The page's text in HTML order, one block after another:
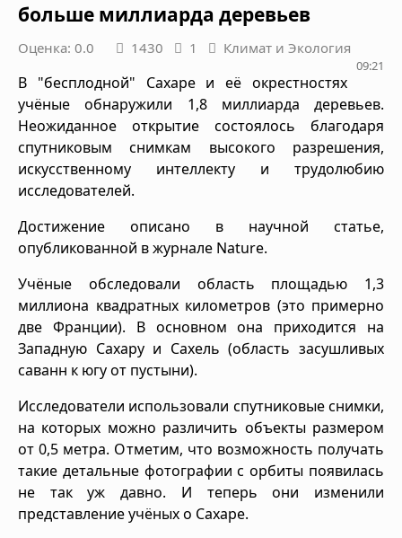
больше миллиарда деревьев
Оценка: 0.0 1430 1 Климат и Экология
09:21
В "бесплодной" Сахаре и её окрестностях
учёные обнаружили 1,8 миллиарда деревьев.
Неожиданное открытие состоялось благодаря
спутниковым снимкам высокого разрешения,
искусственному интеллекту и трудолюбию
исследователей.
Достижение описано в научной статье,
опубликованной в журнале Nature.
Учёные обследовали область площадью 1,3
миллиона квадратных километров (это примерно
две Франции). В основном она приходится на
Западную Сахару и Сахель (область засушливых
саванн к югу от пустыни).
Исследователи использовали спутниковые снимки,
на которых можно различить объекты размером
от 0,5 метра. Отметим, что возможность получать
такие детальные фотографии с орбиты появилась
не так уж давно. И теперь они изменили
представление учёных о Сахаре.